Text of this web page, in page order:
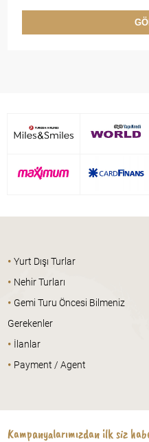
•Yurt Dışı Turlar
• Nehir Turları
• Gemi Turu Öncesi Bilmeniz
Gerekenler
• İlanlar
• Payment / Agent
Kampanyalarımızdan ilk siz